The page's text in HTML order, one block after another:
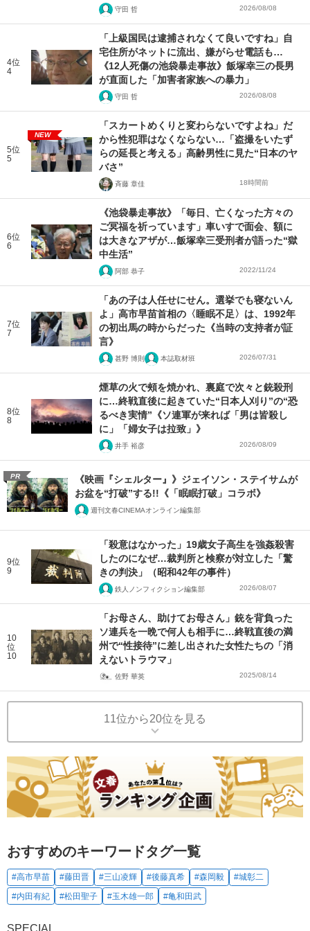
守田 哲 2026/08/08
4位
4
「上級国民は逮捕されなくて良いですね」自
宅住所がネットに流出、嫌がらせ電話も…
《12人死傷の池袋暴走事故》飯塚幸三の長男
が直面した「加害者家族への暴力」
守田 哲 2026/08/08
5位
5
NEW
「スカートめくりと変わらないですよね」だ
から性犯罪はなくならない…「盗撮をいたず
らの延長と考える」高齢男性に見た“日本のヤ
バさ”
斉藤 章佳 18時間前
6位
6
《池袋暴走事故》「毎日、亡くなった方々の
ご冥福を祈っています」車いすで面会、額に
は大きなアザが…飯塚幸三受刑者が語った“獄
中生活”
阿部 恭子 2022/11/24
7位
7
「あの子は人任せにせん。選挙でも寝ないん
よ」高市早苗首相の〈睡眠不足〉は、1992年
の初出馬の時からだった《当時の支持者が証
言》
甚野 博則 本誌取材班 2026/07/31
8位
8
煙草の火で頰を焼かれ、裏庭で次々と銃殺刑
に…終戦直後に起きていた“日本人刈り”の“恐
るべき実情”《ソ連軍が来れば「男は皆殺し
に」「婦女子は拉致」》
井手 裕彦 2026/08/09
PR
《映画『シェルター』》ジェイソン・ステイサムが
お盆を“打破”する!!《「眠眠打破」コラボ》
週刊文春CINEMAオンライン編集部
9位
9
「殺意はなかった」19歳女子高生を強姦殺害
したのになぜ…裁判所と検察が対立した「驚
きの判決」（昭和42年の事件）
鉄人ノンフィクション編集部 2026/08/07
10
位
10
「お母さん、助けてお母さん」銃を背負った
ソ連兵を一晩で何人も相手に…終戦直後の満
州で“性接待”に差し出された女性たちの「消
えないトラウマ」
佐野 華英 2025/08/14
11位から20位を見る
おすすめのキーワードタグ一覧
#高市早苗 #藤田晋 #三山凌輝 #後藤真希 #森岡毅
#城彰二
#内田有紀
#松田聖子 #玉木雄一郎 #亀和田武
SPECIAL